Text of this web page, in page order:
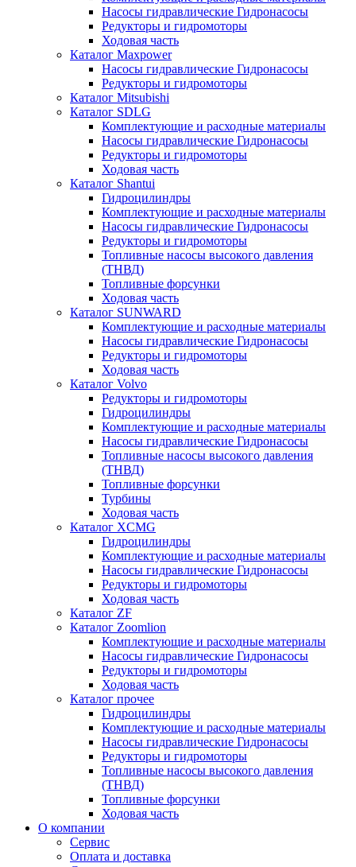
Насосы гидравлические Гидронасосы
Редукторы и гидромоторы
Ходовая часть
Каталог Maxpower
Насосы гидравлические Гидронасосы
Редукторы и гидромоторы
Каталог Mitsubishi
Каталог SDLG
Комплектующие и расходные материалы
Насосы гидравлические Гидронасосы
Редукторы и гидромоторы
Ходовая часть
Каталог Shantui
Гидроцилиндры
Комплектующие и расходные материалы
Насосы гидравлические Гидронасосы
Редукторы и гидромоторы
Топливные насосы высокого давления
(ТНВД)
Топливные форсунки
Ходовая часть
Каталог SUNWARD
Комплектующие и расходные материалы
Насосы гидравлические Гидронасосы
Редукторы и гидромоторы
Ходовая часть
Каталог Volvo
Редукторы и гидромоторы
Гидроцилиндры
Комплектующие и расходные материалы
Насосы гидравлические Гидронасосы
Топливные насосы высокого давления
(ТНВД)
Топливные форсунки
Турбины
Ходовая часть
Каталог XCMG
Гидроцилиндры
Комплектующие и расходные материалы
Насосы гидравлические Гидронасосы
Редукторы и гидромоторы
Ходовая часть
Каталог ZF
Каталог Zoomlion
Комплектующие и расходные материалы
Насосы гидравлические Гидронасосы
Редукторы и гидромоторы
Ходовая часть
Каталог прочее
Гидроцилиндры
Комплектующие и расходные материалы
Насосы гидравлические Гидронасосы
Редукторы и гидромоторы
Топливные насосы высокого давления
(ТНВД)
Топливные форсунки
Ходовая часть
О компании
Сервис
Оплата и доставка